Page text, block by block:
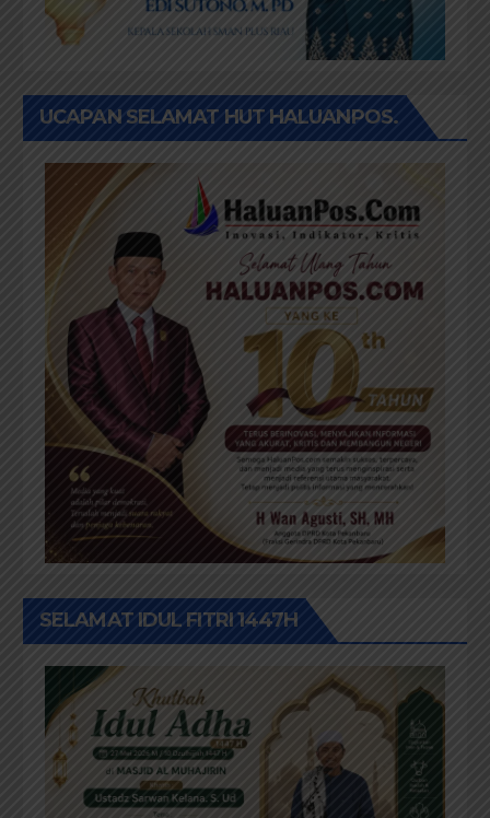
UCAPAN SELAMAT HUT HALUANPOS.
SELAMAT IDUL FITRI 1447H